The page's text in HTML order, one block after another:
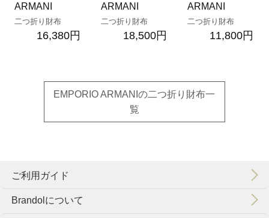
ARMANI
二つ折り財布
16,380円
ARMANI
二つ折り財布
18,500円
ARMANI
二つ折り財布
11,800円
EMPORIO ARMANIの二つ折り財布一
覧
ご利用ガイド
Brandolについて